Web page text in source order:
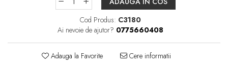
Cod Produs: C3180
Ai nevoie de ajutor? 0775660408
Adauga la Favorite Cere informatii